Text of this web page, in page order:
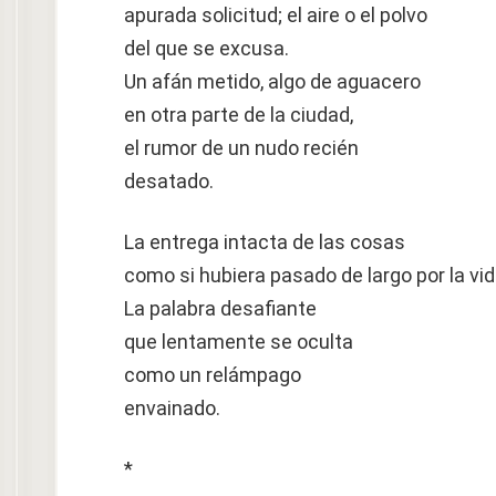
apurada solicitud; el aire o el polvo
del que se excusa.
Un afán metido, algo de aguacero
en otra parte de la ciudad,
el rumor de un nudo recién
desatado.
La entrega intacta de las cosas
como si hubiera pasado de largo por la
La palabra desafiante
que lentamente se oculta
como un relámpago
envainado.
*